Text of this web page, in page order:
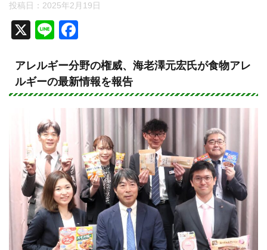
投稿日： 2025年2月19日
X
Li
e
c
e
b
o
o
k
アレルギー分野の権威、海老澤元宏氏が食物アレ
ルギーの最新情報を報告